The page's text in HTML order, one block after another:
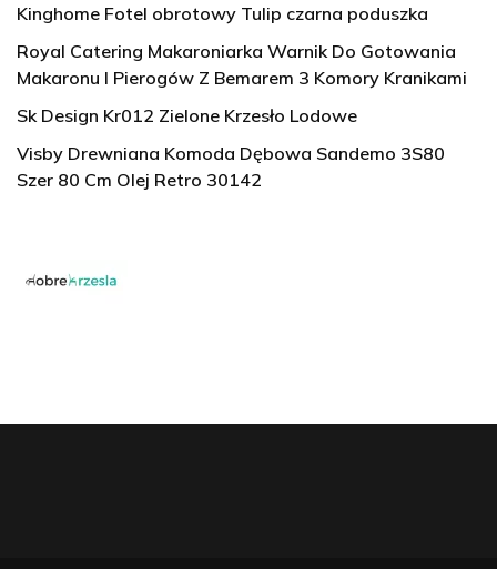
Kinghome Fotel obrotowy Tulip czarna poduszka
Royal Catering Makaroniarka Warnik Do Gotowania
Makaronu I Pierogów Z Bemarem 3 Komory Kranikami
Sk Design Kr012 Zielone Krzesło Lodowe
Visby Drewniana Komoda Dębowa Sandemo 3S80
Szer 80 Cm Olej Retro 30142